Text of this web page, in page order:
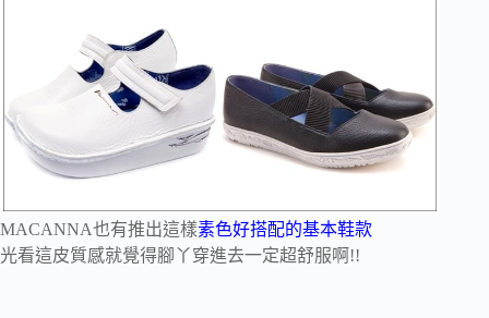
MACANNA也有推出這樣素色好搭配的基本鞋款
光看這皮質感就覺得腳丫穿進去一定超舒服啊!!